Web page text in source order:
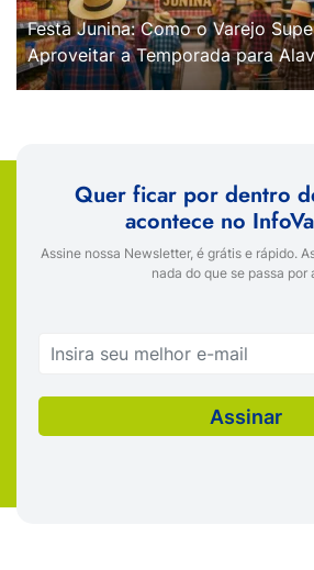
Festa Junina: Como o Varejo
Aproveitar a Temporada para
Quer ficar por dentro
acontece no
Assine nossa Newsletter, é grátis e rápido.
nada do que se passa por